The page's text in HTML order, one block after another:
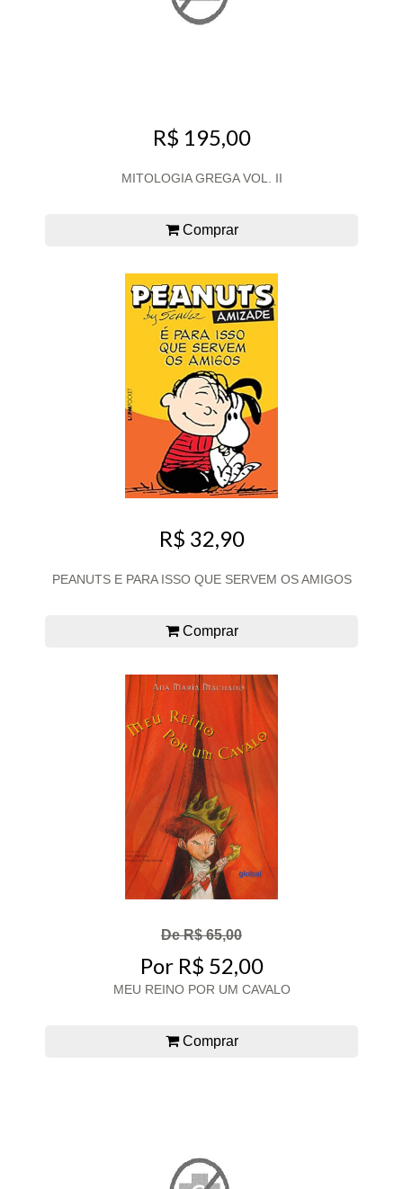
R$ 195,00
MITOLOGIA GREGA VOL. II
Comprar
R$ 32,90
PEANUTS E PARA ISSO QUE SERVEM OS AMIGOS
Comprar
De R$ 65,00
Por R$ 52,00
MEU REINO POR UM CAVALO
Comprar